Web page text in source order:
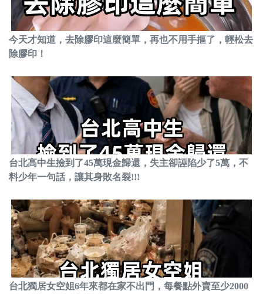
今天才知道，去除膠印這麼簡單，再也不用手摳了，輕松去
除膠印！
台北高中生撿到了45萬現金歸還，失主卻誣陷少了5萬，不
料少年一句話，讓其身敗名裂!!!
台北獨居女空姐6年來都在家不出門，每餐點外賣至少2000